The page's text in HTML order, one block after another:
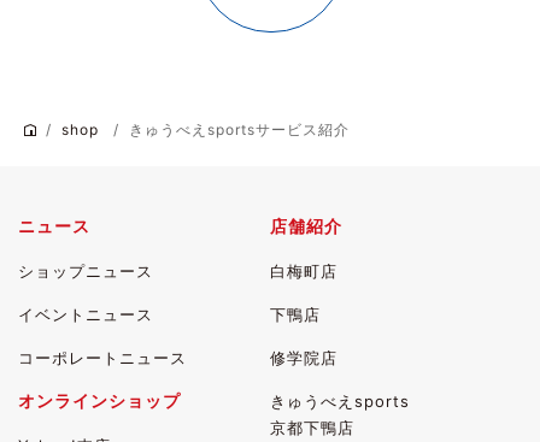
shop きゅうべえsportsサービス紹介
ニュース
ショップニュース
イベントニュース
コーポレートニュース
店舗紹介
白梅町店
下鴨店
修学院店
きゅうべえsports
京都下鴨店
オンラインショップ